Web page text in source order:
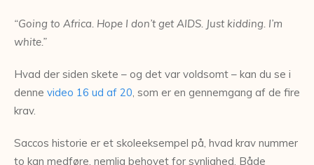
“Going to Africa. Hope I don’t get AIDS. Just kidding. I’m
white.”
Hvad der siden skete – og det var voldsomt – kan du se i
denne video 16 ud af 20 , som er en gennemgang af de fire
krav.
Saccos historie er et skoleeksempel på, hvad krav nummer
to kan medføre, nemlig behovet for synlighed. Både